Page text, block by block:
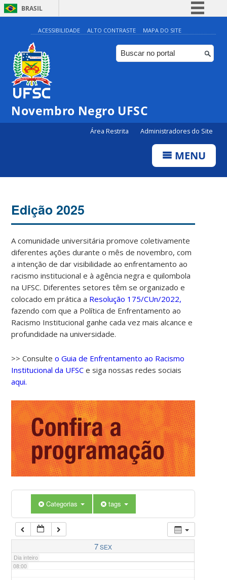
BRASIL
Simplifique!
Comunica BR
Participe
ACESSIBILIDADE ALTO CONTRASTE MAPA DO SITE
Novembro Negro UFSC
Área Restrita Administradores do Site
MENU
Edição 2025
A comunidade universitária promove coletivamente
diferentes ações durante o mês de novembro, com
a intenção de dar visibilidade ao enfrentamento ao
racismo institucional e à agência negra e quilombola
na UFSC. Diferentes setores têm se organizado e
colocado em prática a Resolução 175/CUn/2022,
fazendo com que a Política de Enfrentamento ao
Racismo Institucional ganhe cada vez mais alcance e
profundidade na universidade.
>> Consulteo Guia de Enfrentamento ao Racismo
Institucional da UFSC e siga nossas redes sociais
aqui.
Categorias tags
7SEX
Dia inteiro
00:00
02:00
03:00
04:00
05:00
07:00
08:00